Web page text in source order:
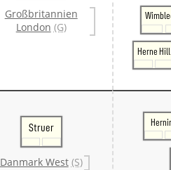
Großbritannien
London (G)
Herne Hill
Struer
Danmark West (S)